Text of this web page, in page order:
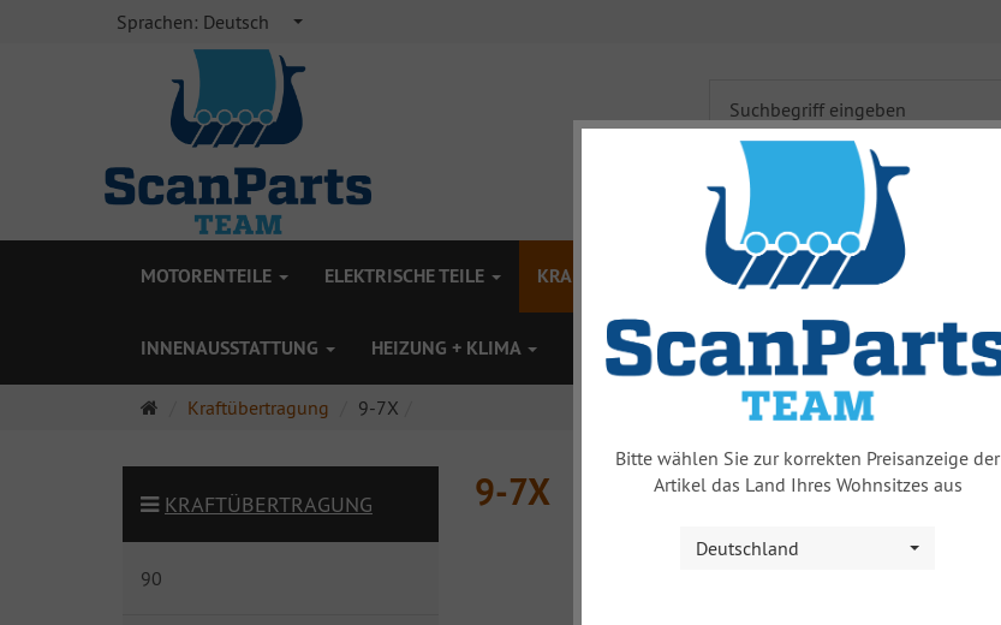
Sprachen: Deutsch
MOTORENTEILE ELEKTRISCHE TEILE KRAFTÜBERTRAGUNG BREMSEN
INNENAUSSTATTUNG HEIZUNG + KLIMA ZUBEHÖR MERCHANDISE % SALE %
Startseite
Kraftübertragung 9-7X
9-7X
KRAFTÜBERTRAGUNG
90
Bitte wählen Sie zur korrekten Preisanzeige der
Artikel das Land Ihres Wohnsitzes aus
Deutschland